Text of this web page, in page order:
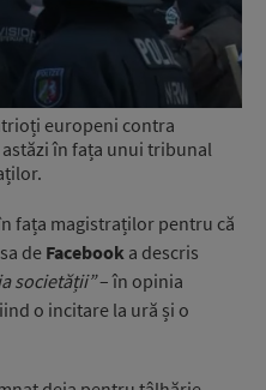
europeni contra
în fața unui tribunal
fața magistraților pentru că
de Facebook a descris
societății”– în opinia
o incitare la ură și o